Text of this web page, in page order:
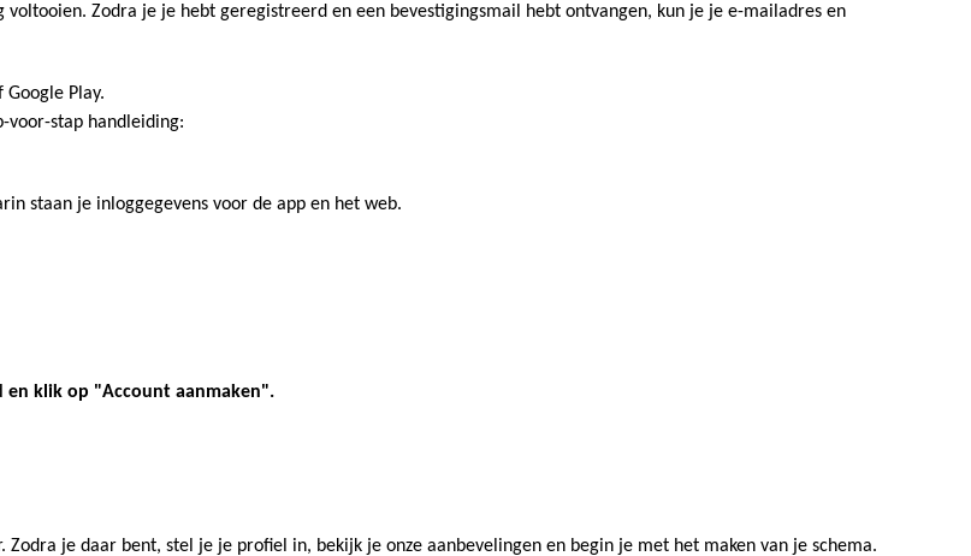
Zodra je je hebt geregistreerd en een bevestigingsmail hebt ontvangen, kun je je e-mailadres en
Play.
voor-stap handleiding:
staan je inloggegevens voor de app en het web.
en klik op "Account aanmaken".
je daar bent, stel je je profiel in, bekijk je onze aanbevelingen en begin je met het maken van je schema.